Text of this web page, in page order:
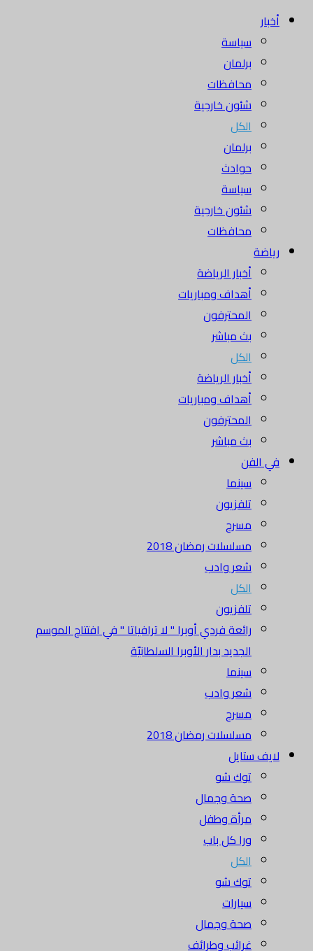
أخبار
سياسة
برلمان
محافظات
شئون خارجية
الكل
برلمان
حوادث
سياسة
شئون خارجية
محافظات
رياضة
أخبار الرياضة
أهداف ومباريات
المحترفون
بث مباشر
الكل
أخبار الرياضة
أهداف ومباريات
المحترفون
بث مباشر
في الفن
سينما
تلفزيون
مسرح
مسلسلات رمضان 2018
شعر وادب
الكل
تلفزيون
رائعة فردي أوبرا " لا ترافياتا " في افتتاح الموسم
الجديد بدار الأوبرا السلطانيّة
سينما
شعر وادب
مسرح
مسلسلات رمضان 2018
لايف ستايل
توك شو
صحة وجمال
مرأة وطفل
ورا كل باب
الكل
توك شو
سيارات
صحة وجمال
غرائب وطرائف